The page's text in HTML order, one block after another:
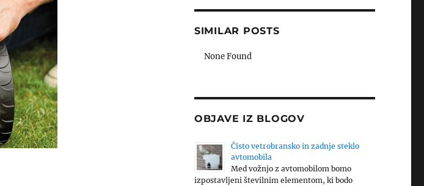
SIMILAR POSTS
None Found
OBJAVE IZ BLOGOV
Čisto vetrobransko in zadnje steklo
avtomobila
Med vožnjo z avtomobilom bomo
izpostavljeni številnim elementom, ki bodo